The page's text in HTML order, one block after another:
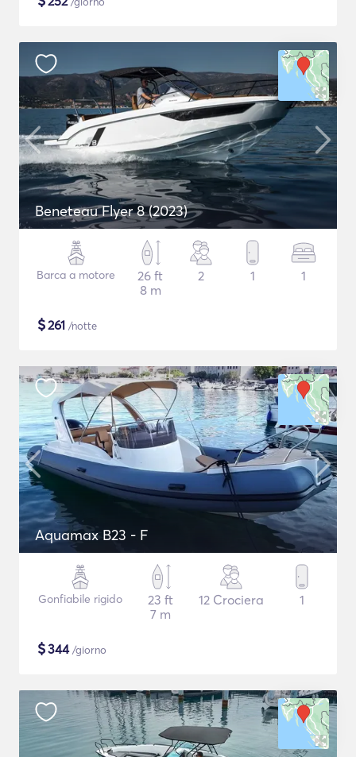
Beneteau Flyer 8 (2023)
Barca a motore
26 ft
8 m
2 1 1
$261 /notte
Aquamax B23 - F
Gonfiabile rigido
23 ft
7 m
12 Crociera 1
$344/giorno